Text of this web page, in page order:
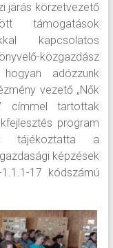
járás körzetvezető
támogatások
kapcsolatos
közgazdász
hogyan adózzunk
vezető „Nők
címmel tartottak
program
tájékoztatta a
képzések
17 kódszámú